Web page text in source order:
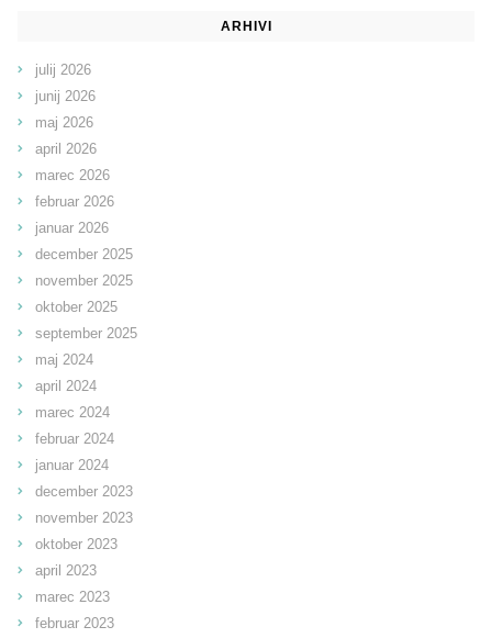
ARHIVI
julij 2026
junij 2026
maj 2026
april 2026
marec 2026
februar 2026
januar 2026
december 2025
november 2025
oktober 2025
september 2025
maj 2024
april 2024
marec 2024
februar 2024
januar 2024
december 2023
november 2023
oktober 2023
april 2023
marec 2023
februar 2023